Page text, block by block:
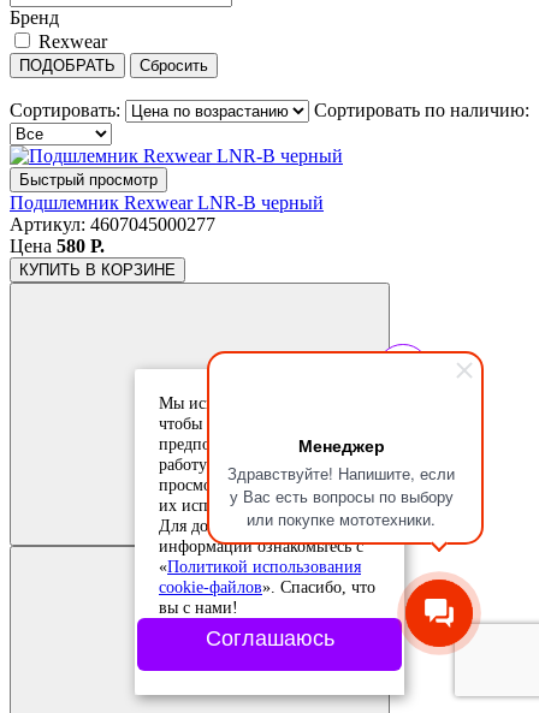
Менеджер
Здравствуйте! Напишите, если
у Вас есть вопросы по выбору
или покупке мототехники.
Бренд
Rexwear
ПОДОБРАТЬ Сбросить
Сортировать: Сортировать по наличию:
Быстрый просмотр
Подшлемник Rexwear LNR-B черный
Артикул: 4607045000277
Цена 580 Р.
КУПИТЬ В КОРЗИНЕ
Добавить в
сравнение
Добавлено в
сравнение
Мы используем cookie-файлы,
чтобы учесть ваши
предпочтения и улучшить
работу сайта. Продолжая
просмотр, вы соглашаетесь с
их использованием.
Для дополнительной
информации ознакомьтесь с
«Политикой использования
cookie-файлов». Спасибо, что
вы с нами!
Соглашаюсь